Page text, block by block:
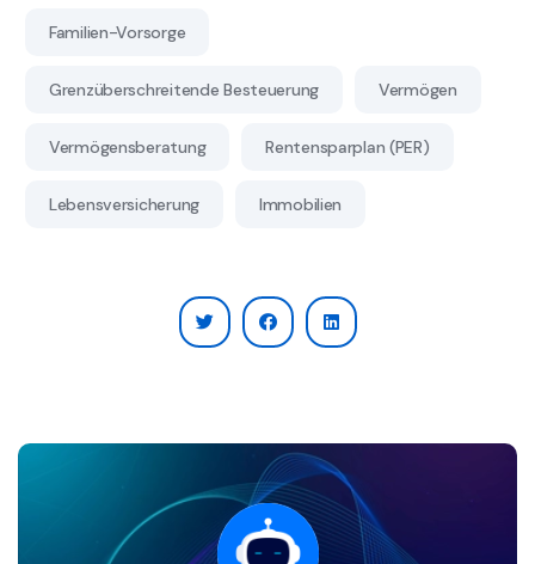
Familien-Vorsorge
Grenzüberschreitende Besteuerung Vermögen
Vermögensberatung Rentensparplan (PER)
Lebensversicherung Immobilien